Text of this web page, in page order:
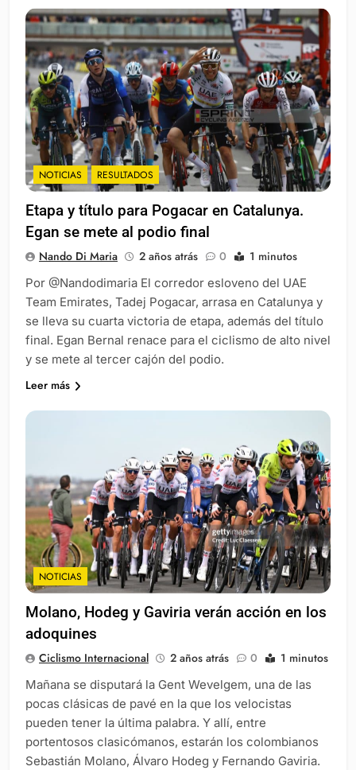
NOTICIAS RESULTADOS
Etapa y título para Pogacar en Catalunya.
Egan se mete al podio final
Nando Di Maria 2 años atrás 0 1 minutos
Por @Nandodimaria El corredor esloveno del UAE
Team Emirates, Tadej Pogacar, arrasa en Catalunya y
se lleva su cuarta victoria de etapa, además del título
final. Egan Bernal renace para el ciclismo de alto nivel
y se mete al tercer cajón del podio.
Leer más
NOTICIAS
Molano, Hodeg y Gaviria verán acción en los
adoquines
Ciclismo Internacional 2 años atrás 0 1 minutos
Mañana se disputará la Gent Wevelgem, una de las
pocas clásicas de pavé en la que los velocistas
pueden tener la última palabra. Y allí, entre
portentosos clasicómanos, estarán los colombianos
Sebastián Molano, Álvaro Hodeg y Fernando Gaviria.